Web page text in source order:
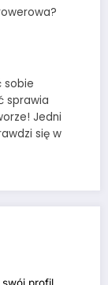
sobie
sprawia
Jedni
się w